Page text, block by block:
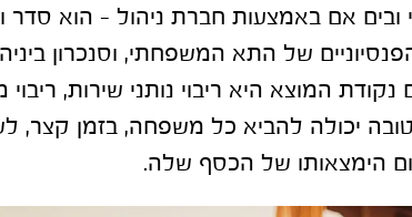
ובים אם באמצעות חברת ניהול – הוא סדר
של התא המשפחתי, וסנכרון
המוצא היא ריבוי נותני שירות, ריבוי
טובה יכולה להביא כל משפחה, בזמן קצר,
הימצאותו של הכסף שלה.